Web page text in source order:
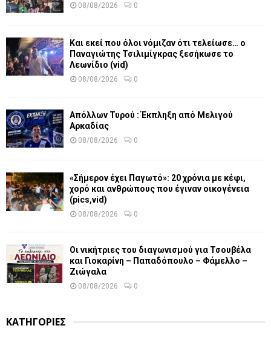
08/08/2026 0
Και εκεί που όλοι νόμιζαν ότι τελείωσε… ο
Παναγιώτης Τσιλιμίγκρας ξεσήκωσε το
Λεωνίδιο (vid)
08/08/2026 0
Απόλλων Τυρού : Έκπληξη από Μελιγού
Αρκαδίας
08/08/2026 0
«Σήμερον έχει Παγωτό»: 20 χρόνια με κέφι,
χορό και ανθρώπους που έγιναν οικογένεια
(pics,vid)
08/08/2026 0
Οι νικήτριες του διαγωνισμού για Τσουβέλα
και Γιοκαρίνη – Παπαδόπουλο – Φάμελλο –
Ζιώγαλα
08/08/2026 0
ΚΑΤΗΓΟΡΙΕΣ